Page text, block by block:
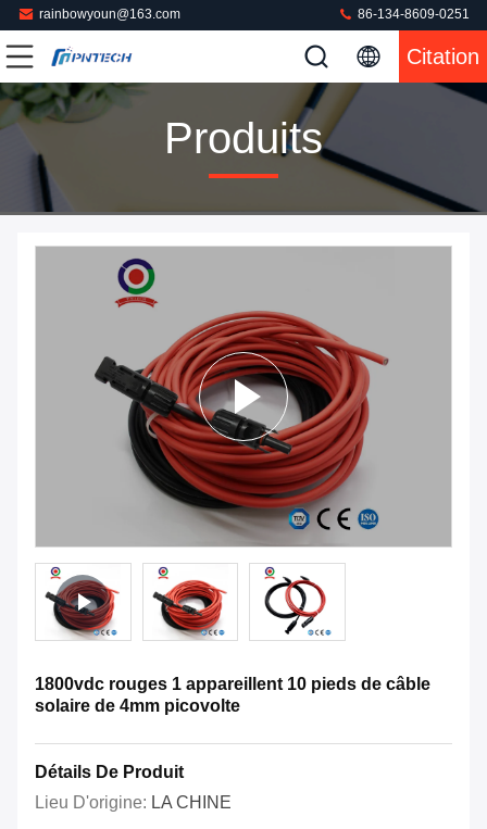
rainbowyoun@163.com 86-134-8609-0251
Citation
Produits
1800vdc rouges 1 appareillent 10 pieds de câble
solaire de 4mm picovolte
Détails De Produit
Lieu D'origine: LA CHINE